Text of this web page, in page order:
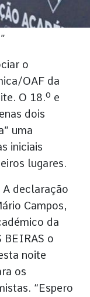
o
OAF da
O 18.º e
dois
uma
iniciais
lugares.
A declaração
Campos,
da
BEIRAS o
noite
os
“Espero